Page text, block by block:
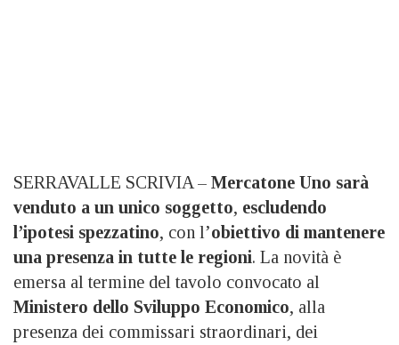
SERRAVALLE SCRIVIA – Mercatone Uno sarà
venduto a un unico soggetto, escludendo
l’ipotesi spezzatino, con l’obiettivo di mantenere
una presenza in tutte le regioni. La novità è
emersa al termine del tavolo convocato al
Ministero dello Sviluppo Economico, alla
presenza dei commissari straordinari, dei